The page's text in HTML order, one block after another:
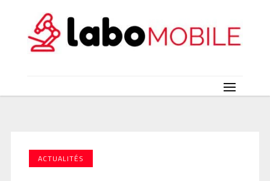
ACTUALITÉS